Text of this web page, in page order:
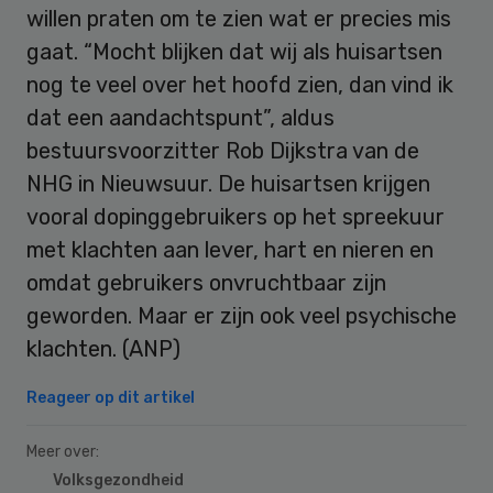
willen praten om te zien wat er precies mis
gaat. “Mocht blijken dat wij als huisartsen
nog te veel over het hoofd zien, dan vind ik
dat een aandachtspunt”, aldus
bestuursvoorzitter Rob Dijkstra van de
NHG in Nieuwsuur. De huisartsen krijgen
vooral dopinggebruikers op het spreekuur
met klachten aan lever, hart en nieren en
omdat gebruikers onvruchtbaar zijn
geworden. Maar er zijn ook veel psychische
klachten. (ANP)
Reageer op dit artikel
Meer over:
Volksgezondheid